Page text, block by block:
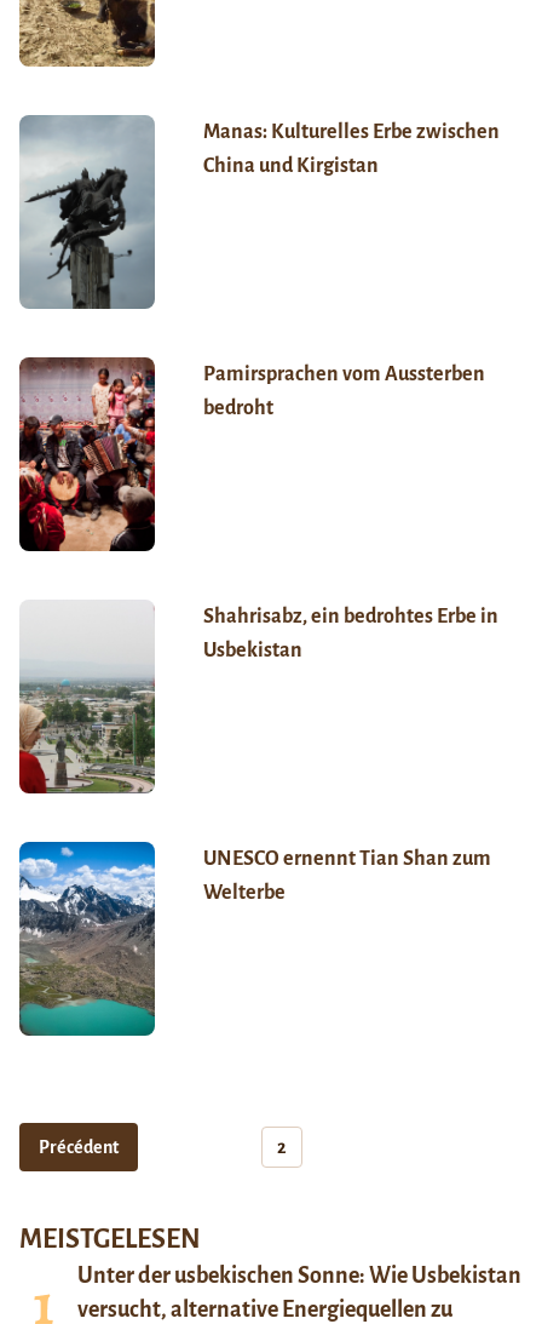
Manas: Kulturelles Erbe zwischen
China und Kirgistan
Pamirsprachen vom Aussterben
bedroht
Shahrisabz, ein bedrohtes Erbe in
Usbekistan
UNESCO ernennt Tian Shan zum
Welterbe
Précédent 2
MEISTGELESEN
Unter der usbekischen Sonne: Wie Usbekistan
versucht, alternative Energiequellen zu